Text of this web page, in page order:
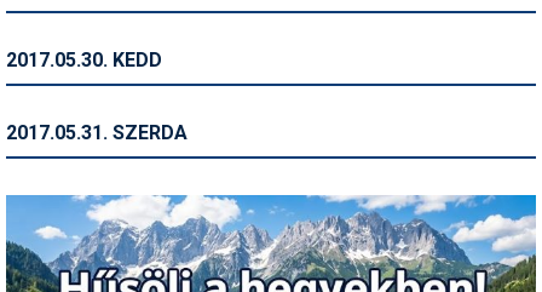
2017.05.30. KEDD
2017.05.31. SZERDA